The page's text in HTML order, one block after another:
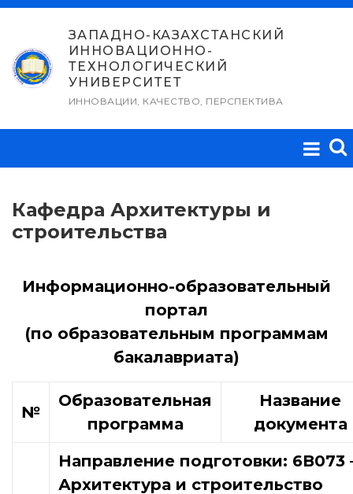
Перейти
содержимому
ЗАПАДНО-КАЗАХСТАНСКИЙ
ИННОВАЦИОННО-
ТЕХНОЛОГИЧЕСКИЙ
УНИВЕРСИТЕТ
ИННОВАЦИИ, КАЧЕСТВО, ПЕРСПЕКТИВА
Кафедра Архитектуры и
строительства
Информационно-образовательный
портал
(по образовательным программам
бакалавриата)
№
Образовательная
программа
Название
документа
Направление подготовки:
Архитектура и строительство